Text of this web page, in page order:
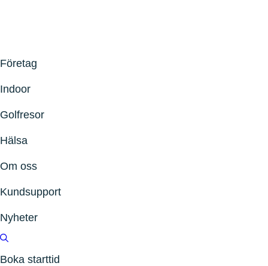
Företag
Indoor
Golfresor
Hälsa
Om oss
Kundsupport
Nyheter
Boka starttid